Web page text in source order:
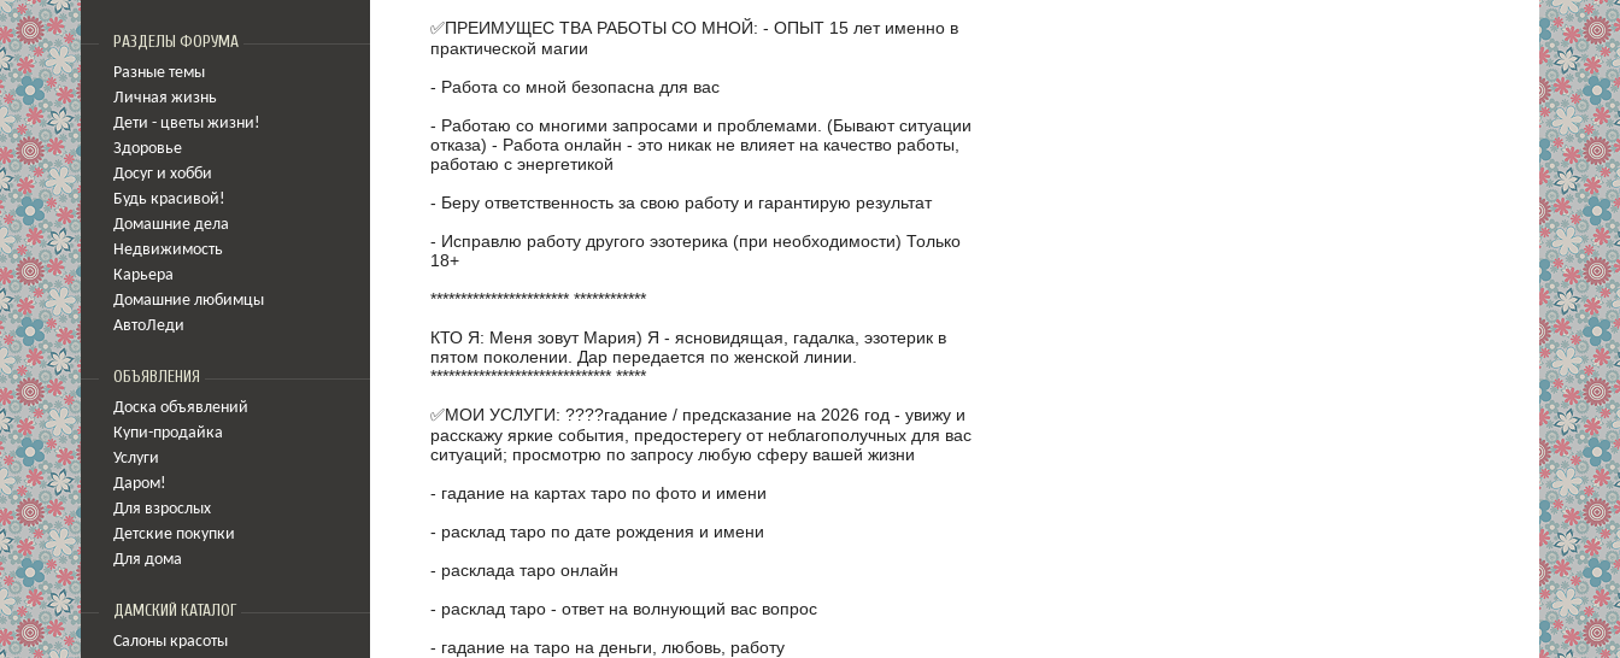
РАЗДЕЛЫ ФОРУМА
Разные темы
Личная жизнь
Дети - цветы жизни!
Здоровье
Досуг и хобби
Будь красивой!
Домашние дела
Недвижимость
Карьера
Домашние любимцы
АвтоЛеди
ОБЪЯВЛЕНИЯ
Доска объявлений
Купи-продайка
Услуги
Даром!
Для взрослых
Детские покупки
Для дома
ДАМСКИЙ КАТАЛОГ
Салоны красоты
✅ПРЕИМУЩЕС ТВА РАБОТЫ СО МНОЙ: - ОПЫТ 15 лет именно в
практической магии
- Работа со мной безопасна для вас
- Работаю со многими запросами и проблемами. (Бывают ситуации
отказа) - Работа онлайн - это никак не влияет на качество работы,
работаю с энергетикой
- Беру ответственность за свою работу и гарантирую результат
- Исправлю работу другого эзотерика (при необходимости) Только
18+
*********************** ************
КТО Я: Меня зовут Мария) Я - ясновидящая, гадалка, эзотерик в
пятом поколении. Дар передается по женской линии.
****************************** *****
✅МОИ УСЛУГИ: ????гадание / предсказание на 2026 год - увижу и
расскажу яркие события, предостерегу от неблагополучных для вас
ситуаций; просмотрю по запросу любую сферу вашей жизни
- гадание на картах таро по фото и имени
- расклад таро по дате рождения и имени
- расклада таро онлайн
- расклад таро - ответ на волнующий вас вопрос
- гадание на таро на деньги, любовь, работу